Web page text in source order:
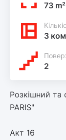
73 m²
3
2
Розкішний та
PARIS"
Акт 16